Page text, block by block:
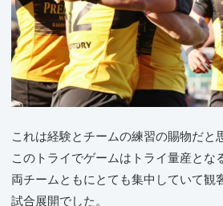
これは経験とチームの練習の賜物だと
このトライでゲームはトライ量産とな
両チームともにとても集中していて観
試合展開でした。